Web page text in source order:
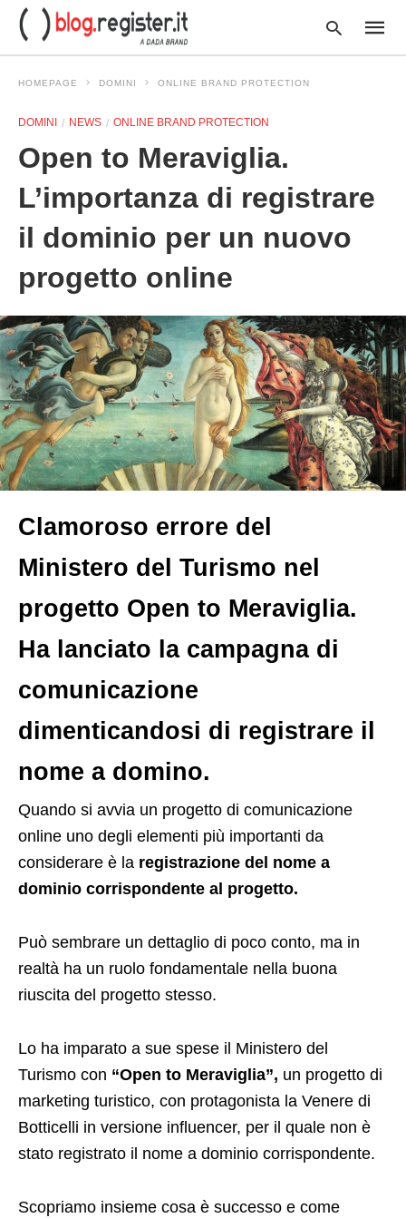
and
HOMEPAGE DOMINI ONLINE BRAND PROTECTION
DOMINI NEWS ONLINE BRAND PROTECTION
Open to Meraviglia.
L’importanza di registrare
il dominio per un nuovo
progetto online
Clamoroso errore del
Ministero del Turismo nel
progetto Open to Meraviglia.
Ha lanciato la campagna di
comunicazione
dimenticandosi di registrare il
nome a domino.
Quando si avvia un progetto di comunicazione
online uno degli elementi più importanti da
considerare è la registrazione del nome a
dominio corrispondente al progetto.
Può sembrare un dettaglio di poco conto, ma in
realtà ha un ruolo fondamentale nella buona
riuscita del progetto stesso.
Lo ha imparato a sue spese il Ministero del
Turismo con “Open to Meraviglia”, un progetto di
marketing turistico, con protagonista la Venere di
Botticelli in versione influencer, per il quale non è
stato registrato il nome a dominio corrispondente.
Scopriamo insieme cosa è successo e come